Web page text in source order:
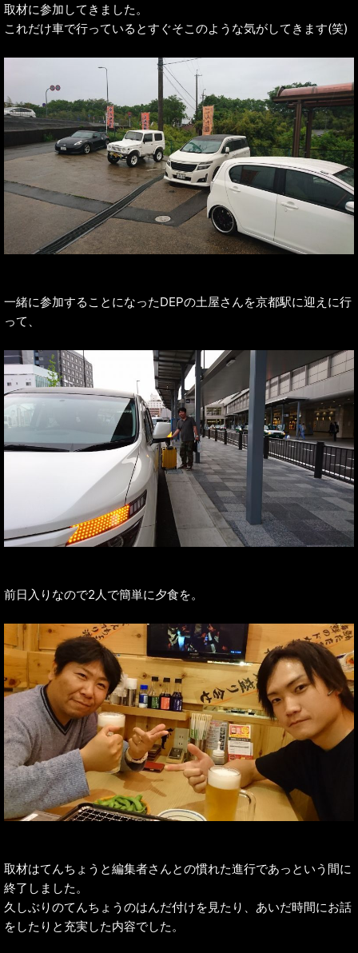
取材に参加してきました。
これだけ車で行っているとすぐそこのような気がしてきます(笑)
一緒に参加することになったDEPの土屋さんを京都駅に迎えに行
って、
前日入りなので2人で簡単に夕食を。
取材はてんちょうと編集者さんとの慣れた進行であっという間に
終了しました。
久しぶりのてんちょうのはんだ付けを見たり、あいだ時間にお話
をしたりと充実した内容でした。